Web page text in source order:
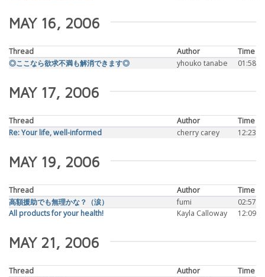
MAY 16, 2006
Thread Author
Time
◎ここなら欲求不満も解消できます◎
yhouko tanabe 01:58
MAY 17, 2006
Thread Author
Time
Re: Your life, well-informed
cherry carey 12:23
MAY 19, 2006
Thread Author
Time
高額援助でも無理かな？（涙）
fumi
02:57
All products for your health!
Kayla Calloway 12:09
MAY 21, 2006
Thread Author
Time